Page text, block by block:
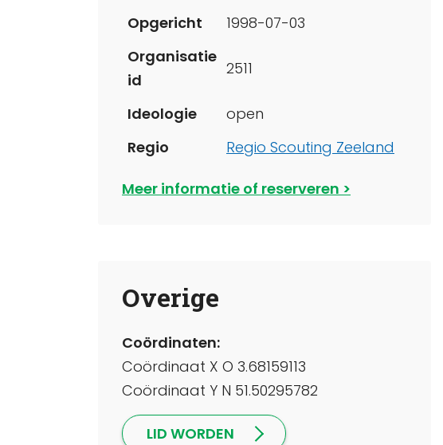
Opgericht
1998-07-03
Organisatie
id
2511
Ideologie
open
Regio
Regio Scouting Zeeland
Meer informatie of reserveren
Overige
Coördinaten:
Coördinaat X O 3.68159113
Coördinaat Y N 51.50295782
LID WORDEN